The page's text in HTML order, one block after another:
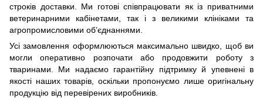
строків доставки. Ми готові співпрацювати як із приватними
ветеринарними кабінетами, так і з великими клініками та
агропромисловими об’єднаннями.
Усі замовлення оформлюються максимально швидко, щоб ви
могли оперативно розпочати або продовжити роботу з
тваринами. Ми надаємо гарантійну підтримку й упевнені в
якості наших товарів, оскільки пропонуємо лише оригінальну
продукцію від перевірених виробників.